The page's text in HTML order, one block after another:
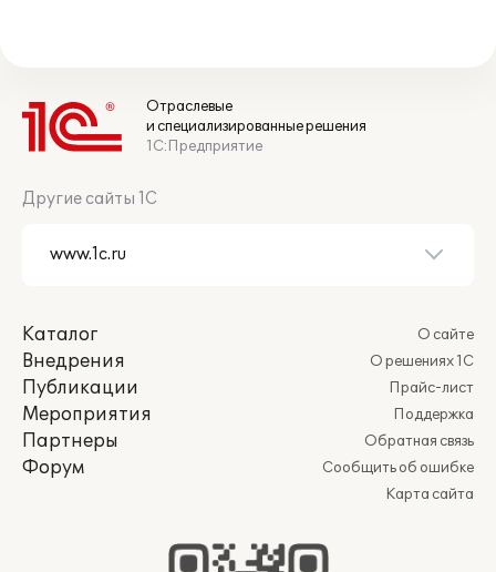
Отраслевые
и специализированные решения
1С:Предприятие
Другие сайты 1С
Каталог
Внедрения
Публикации
Мероприятия
Партнеры
Форум
О сайте
О решениях 1С
Прайс-лист
Поддержка
Обратная связь
Сообщить об ошибке
Карта сайта